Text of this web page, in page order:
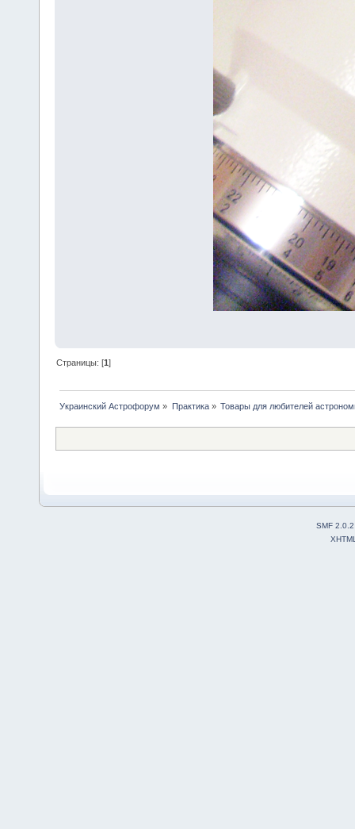
Страницы: [1]
Украинский Астрофорум » Практика» Товары для любителей
SMF 2.0.2